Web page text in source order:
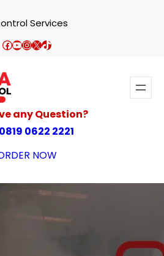
Services
Facebook
YouTube
Instagram
X TikTok
any Question?
0819 0622 2221
NOW